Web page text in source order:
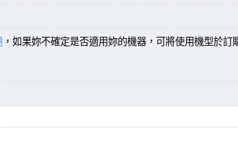
，如果妳不確定是否適用妳的機器，可將使用機型於